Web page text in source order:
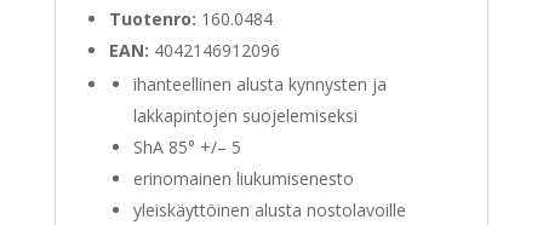
Tuotenro: 160.0484
EAN: 4042146912096
ihanteellinen alusta kynnysten ja
lakkapintojen suojelemiseksi
ShA 85° +/– 5
erinomainen liukumisenesto
yleiskäyttöinen alusta nostolavoille